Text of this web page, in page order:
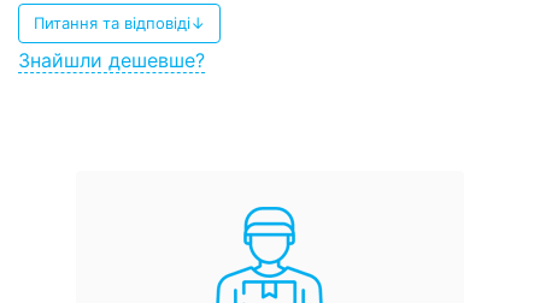
Питання та відповіді↓
Знайшли дешевше?